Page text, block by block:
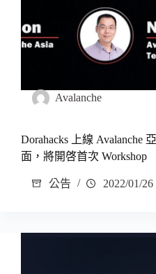
Avalanche
Dorahacks 上線 Avalanche
面，將開啓首次 Workshop
公告 2022/01/26